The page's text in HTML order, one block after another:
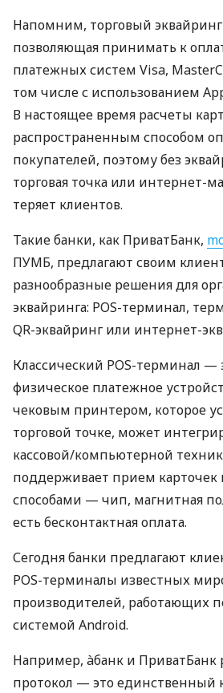
Напомним, торговый эквайринг
позволяющая принимать к
платежных систем Visa,
том числе с использованием
В настоящее время расчеты
распространенным способом
покупателей, поэтому без
торговая точка или интернет-
теряет клиентов.
Такие банки, как ПриватБанк,
ПУМБ, предлагают своим
разнообразные решения для
эквайринга: POS-терминал,
QR-эквайринг или интернет-
Классический POS-терминал —
физическое платежное
чековым принтером, которое
торговой точке, может
кассовой/компьютерной
поддерживает прием карточек
способами — чип, магнитная
есть бесконтактная оплата.
Сегодня банки предлагают
POS-терминалы известных
производителей, работающих
системой Android.
Например, àбанк и ПриватБанк
протокол — это единственный